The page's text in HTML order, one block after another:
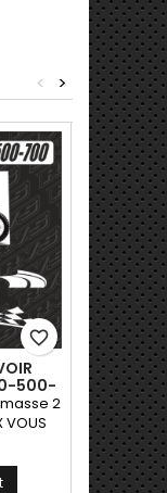
>
<
500-
2
VOUS
AUTRE
favorite_border
FONDS
DECO
